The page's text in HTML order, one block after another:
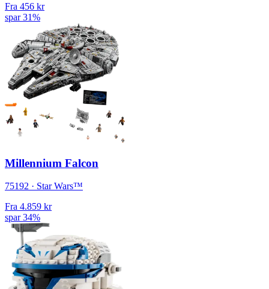
Fra 456 kr
spar 31%
Millennium Falcon
75192 · Star Wars™
Fra 4.859 kr
spar 34%